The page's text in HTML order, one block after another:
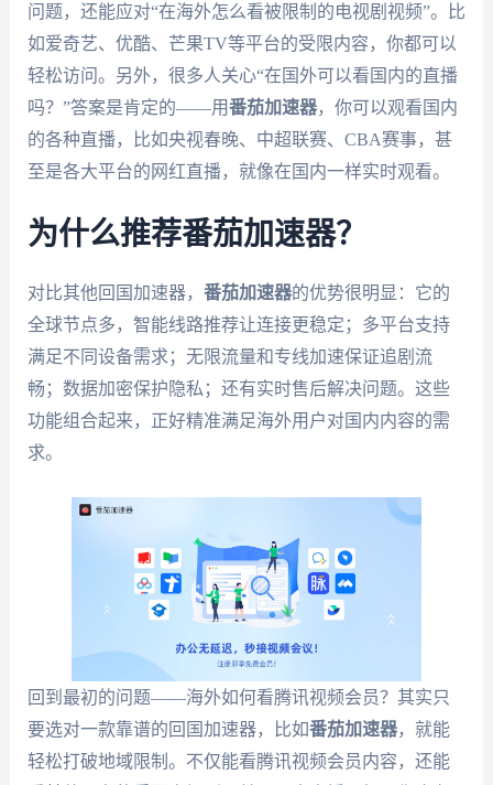
问题，还能应对“在海外怎么看被限制的电视剧视频”。比
如爱奇艺、优酷、芒果TV等平台的受限内容，你都可以
轻松访问。另外，很多人关心“在国外可以看国内的直播
吗？”答案是肯定的——用番茄加速器，你可以观看国内
的各种直播，比如央视春晚、中超联赛、CBA赛事，甚
至是各大平台的网红直播，就像在国内一样实时观看。
为什么推荐番茄加速器？
对比其他回国加速器， 番茄加速器的优势很明显：它的
全球节点多，智能线路推荐让连接更稳定；多平台支持
满足不同设备需求；无限流量和专线加速保证追剧流
畅；数据加密保护隐私；还有实时售后解决问题。这些
功能组合起来，正好精准满足海外用户对国内内容的需
求。
回到最初的问题——海外如何看腾讯视频会员？其实只
要选对一款靠谱的回国加速器，比如番茄加速器，就能
轻松打破地域限制。不仅能看腾讯视频会员内容，还能